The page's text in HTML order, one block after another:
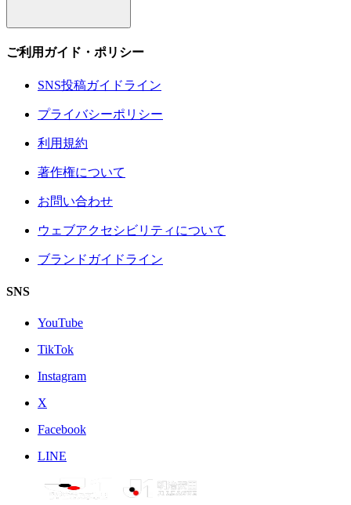
ご利用ガイド・ポリシー
SNS投稿ガイドライン
プライバシーポリシー
利用規約
著作権について
お問い合わせ
ウェブアクセシビリティについて
ブランドガイドライン
SNS
YouTube
TikTok
Instagram
X
Facebook
LINE